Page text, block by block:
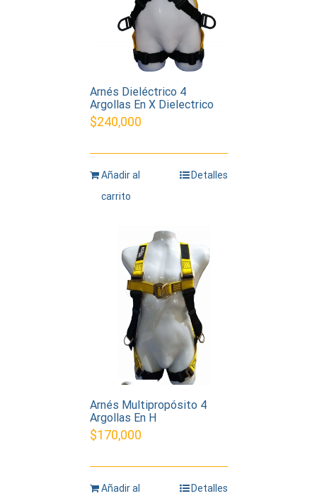
Arnés Dieléctrico 4
Argollas En X Dielectrico
$240,000
Añadir al
carrito
Detalles
Arnés Multipropósito 4
Argollas En H
$170,000
Añadir al
Detalles